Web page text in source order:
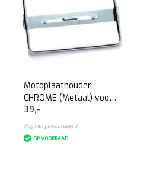
Motoplaathouder
CHROME (Metaal) voor
nummerplaat 210 x
140mm
39,-
Nog niet gewaardeerd
OP VOORRAAD